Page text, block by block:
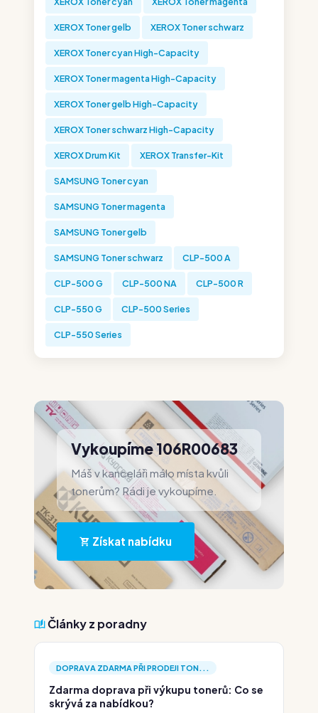
XEROX Toner gelb XEROX Toner schwarz
XEROX Toner cyan High-Capacity
XEROX Toner magenta High-Capacity
XEROX Toner gelb High-Capacity
XEROX Toner schwarz High-Capacity
XEROX Drum Kit XEROX Transfer-Kit
SAMSUNG Toner cyan
SAMSUNG Toner magenta
SAMSUNG Toner gelb
SAMSUNG Toner schwarz CLP-500 A
CLP-500 G CLP-500 NA CLP-500 R
CLP-550 G CLP-500 Series
CLP-550 Series
Vykoupíme 106R00683
Máš v kanceláři málo místa kvůli
tonerům? Rádi je vykoupíme.
Získat nabídku
Články z poradny
DOPRAVA ZDARMA PŘI PRODEJI TON...
Zdarma doprava při výkupu tonerů: Co se
skrývá za nabídkou?